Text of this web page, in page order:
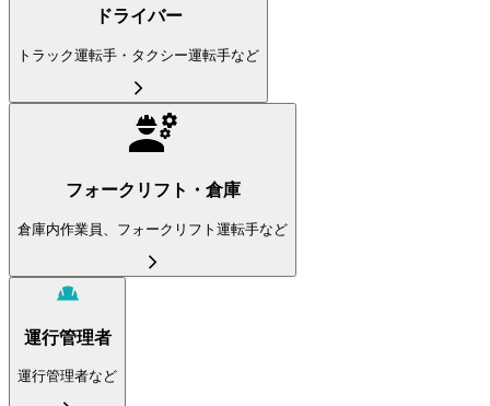
ドライバー
トラック運転手・タクシー運転手など
フォークリフト・倉庫
倉庫内作業員、フォークリフト運転手など
運行管理者
運行管理者など